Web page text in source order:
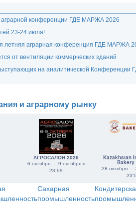
аграрной конференции ГДЕ МАРЖА 2026
23-24 июля!
летняя аграрная конференция ГДЕ МАРЖА
от вентиляции коммерческих зданий
на аналитической Конференции
и аграрному рынку
АГРОСАЛОН 2026
6 октября — 9 октября в
23:59
Kazakhstan
Bakery
28 октября —
Сахарная
промышленность